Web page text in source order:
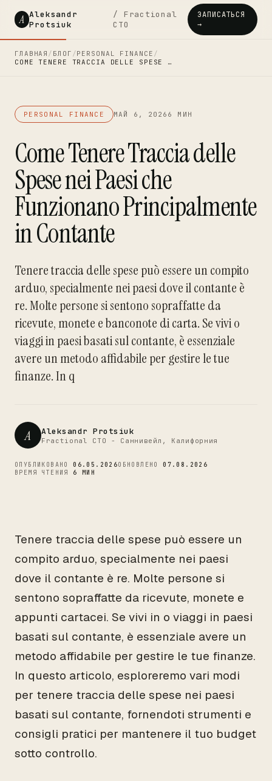
A Aleksandr
Protsiuk
/ Fractional
CTO
ЗАПИСАТЬСЯ
→
ГЛАВНАЯ / БЛОГ /PERSONAL FINANCE /
COME TENERE TRACCIA DELLE SPESE …
PERSONAL FINANCE МАЙ 6, 2026 6 МИН
Come Tenere Traccia delle
Spese nei Paesi che
Funzionano Principalmente
in Contante
Tenere traccia delle spese può essere un compito
arduo, specialmente nei paesi dove il contante è
re. Molte persone si sentono sopraffatte da
ricevute, monete e banconote di carta. Se vivi o
viaggi in paesi basati sul contante, è essenziale
avere un metodo affidabile per gestire le tue
finanze. In q
A Aleksandr Protsiuk
Fractional CTO - Саннивейл, Калифорния
ОПУБЛИКОВАНО06.05.2026ОБНОВЛЕНО07.08.2026
ВРЕМЯ ЧТЕНИЯ 6 МИН
Tenere traccia delle spese può essere un
compito arduo, specialmente nei paesi
dove il contante è re. Molte persone si
sentono sopraffatte da ricevute, monete e
appunti cartacei. Se vivi in o viaggi in paesi
basati sul contante, è essenziale avere un
metodo affidabile per gestire le tue finanze.
In questo articolo, esploreremo vari modi
per tenere traccia delle spese nei paesi
basati sul contante, fornendoti strumenti e
consigli pratici per mantenere il tuo budget
sotto controllo.